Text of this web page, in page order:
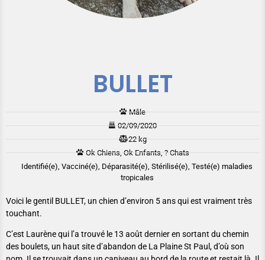
BULLET
Mâle
02/09/2020
22 kg
Ok Chiens, Ok Enfants, ? Chats
Identifié(e), Vacciné(e), Déparasité(e), Stérilisé(e), Testé(e) maladies
tropicales
Voici le gentil BULLET, un chien d’environ 5 ans qui est vraiment très
touchant.
C’est Laurène qui l’a trouvé le 13 août dernier en sortant du chemin
des boulets, un haut site d’abandon de La Plaine St Paul, d’où son